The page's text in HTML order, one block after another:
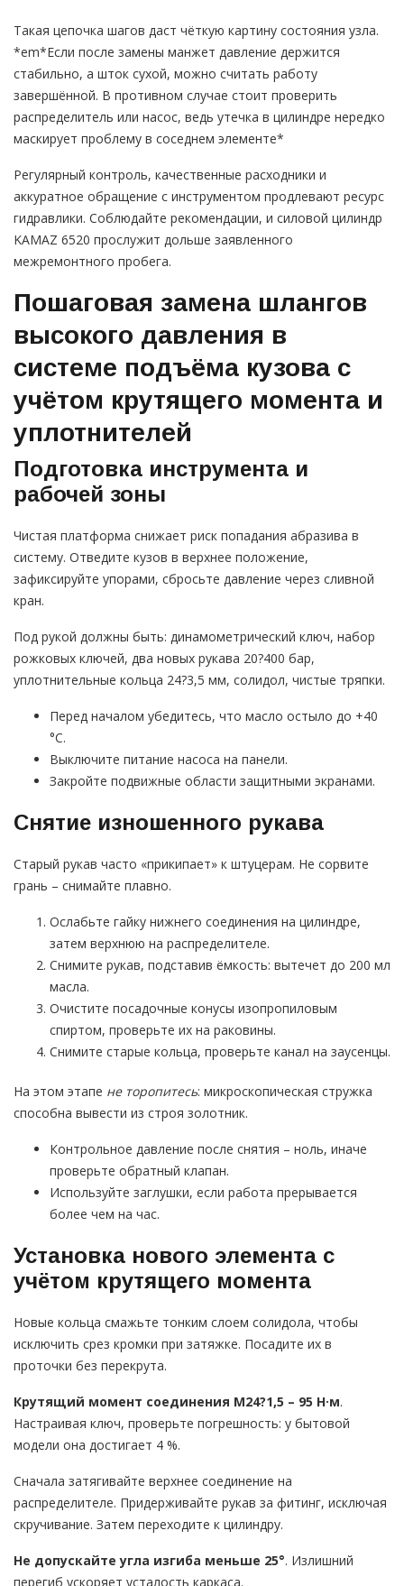
Такая цепочка шагов даст чёткую картину состояния узла.
*em*Если после замены манжет давление держится
стабильно, а шток сухой, можно считать работу
завершённой. В противном случае стоит проверить
распределитель или насос, ведь утечка в цилиндре нередко
маскирует проблему в соседнем элементе*
Регулярный контроль, качественные расходники и
аккуратное обращение с инструментом продлевают ресурс
гидравлики. Соблюдайте рекомендации, и силовой цилиндр
KAMAZ 6520 прослужит дольше заявленного
межремонтного пробега.
Пошаговая замена шлангов
высокого давления в
системе подъёма кузова с
учётом крутящего момента и
уплотнителей
Подготовка инструмента и
рабочей зоны
Чистая платформа снижает риск попадания абразива в
систему. Отведите кузов в верхнее положение,
зафиксируйте упорами, сбросьте давление через сливной
кран.
Под рукой должны быть: динамометрический ключ, набор
рожковых ключей, два новых рукава 20?400 бар,
уплотнительные кольца 24?3,5 мм, солидол, чистые тряпки.
Перед началом убедитесь, что масло остыло до +40
°C.
Выключите питание насоса на панели.
Закройте подвижные области защитными экранами.
Снятие изношенного рукава
Старый рукав часто «прикипает» к штуцерам. Не сорвите
грань – снимайте плавно.
Ослабьте гайку нижнего соединения на цилиндре,
затем верхнюю на распределителе.
Снимите рукав, подставив ёмкость: вытечет до 200 мл
масла.
Очистите посадочные конусы изопропиловым
спиртом, проверьте их на раковины.
Снимите старые кольца, проверьте канал на заусенцы.
На этом этапе не торопитесь: микроскопическая стружка
способна вывести из строя золотник.
Контрольное давление после снятия – ноль, иначе
проверьте обратный клапан.
Используйте заглушки, если работа прерывается
более чем на час.
Установка нового элемента с
учётом крутящего момента
Новые кольца смажьте тонким слоем солидола, чтобы
исключить срез кромки при затяжке. Посадите их в
проточки без перекрута.
Крутящий момент соединения М24?1,5 – 95 Н·м.
Настраивая ключ, проверьте погрешность: у бытовой
модели она достигает 4 %.
Сначала затягивайте верхнее соединение на
распределителе. Придерживайте рукав за фитинг, исключая
скручивание. Затем переходите к цилиндру.
Не допускайте угла изгиба меньше 25°. Излишний
перегиб ускоряет усталость каркаса.